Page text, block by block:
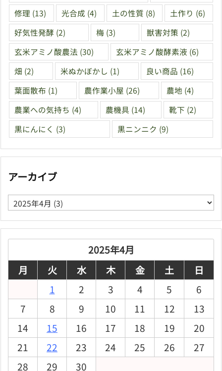
修理 (13) 光合成 (4) 土の性質 (8) 土作り (6)
好気性発酵 (2) 梅 (3) 獣害対策 (2)
玄米アミノ酸農法 (30) 玄米アミノ酸酵素液 (6)
畑 (2) 米ぬかぼかし (1) 良い商品 (16)
葉面散布 (1) 農作業小屋 (26) 農地 (4)
農業への気持ち (4) 農機具 (14) 靴下 (2)
黒にんにく (3) 黒ニンニク (9)
アーカイブ
ア
ー
カ
2025年4月
月
火 水 木 金 土
日
1
2 3 4 5
6
7
8 9 10 11 12
13
14
15 16 17 18 19
20
21
22 23 24 25 26
27
28
29 30